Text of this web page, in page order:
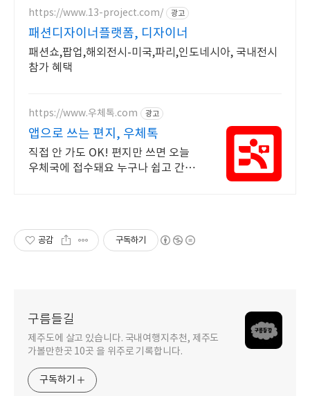
https://www.13-project.com/ 광고
패션디자이너플랫폼, 디자이너
패션쇼,팝업,해외전시-미국,파리,인도네시아, 국내전시
참가 혜택
https://www.우체톡.com 광고
앱으로 쓰는 편지, 우체톡
직접 안 가도 OK! 편지만 쓰면 오늘
우체국에 접수돼요 누구나 쉽고 간편
공감 구독하기
구름들길
제주도에 살고 있습니다. 국내여행지추천, 제주도
가볼만한곳 10곳 을 위주로 기록합니다.
구독하기